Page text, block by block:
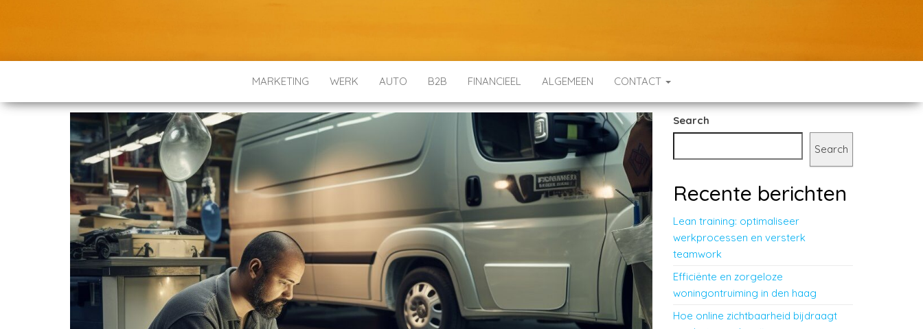
MARKETING WERK AUTO B2B FINANCIEEL ALGEMEEN CONTACT
Search
Search
Recente berichten
Lean training: optimaliseer
werkprocessen en versterk
teamwork
Efficiënte en zorgeloze
woningontruiming in den haag
Hoe online zichtbaarheid bijdraagt